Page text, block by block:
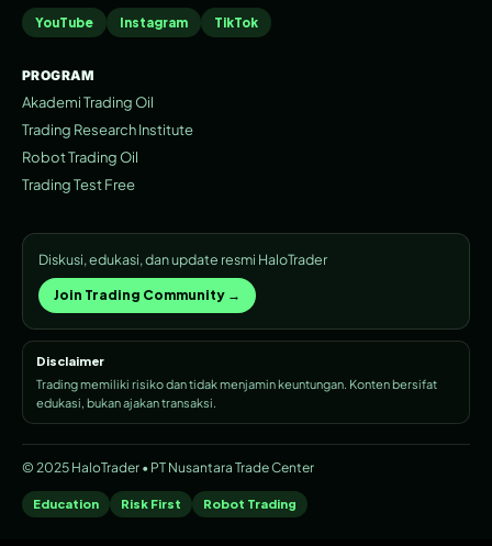
YouTube Instagram TikTok
PROGRAM
Akademi Trading Oil
Trading Research Institute
Robot Trading Oil
Trading Test Free
Diskusi, edukasi, dan update resmi HaloTrader
Join Trading Community →
Disclaimer
Trading memiliki risiko dan tidak menjamin keuntungan. Konten bersifat
edukasi, bukan ajakan transaksi.
© 2025 HaloTrader • PT Nusantara Trade Center
Education Risk First Robot Trading